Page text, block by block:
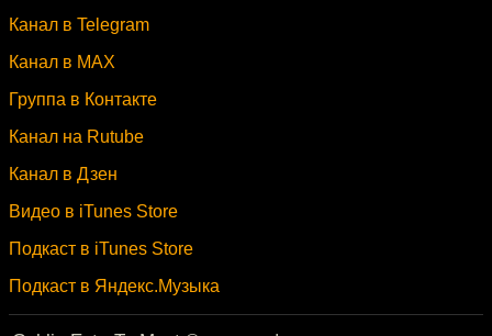
Канал в Telegram
Канал в MAX
Группа в Контакте
Канал на Rutube
Канал в Дзен
Видео в iTunes Store
Подкаст в iTunes Store
Подкаст в Яндекс.Музыка